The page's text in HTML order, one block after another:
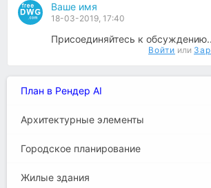
Ваше имя
18-03-2019, 17:40
Присоединяйтесь к
Войти или
План в Рендер AI
Архитектурные элементы
Городское планирование
Жилые здания